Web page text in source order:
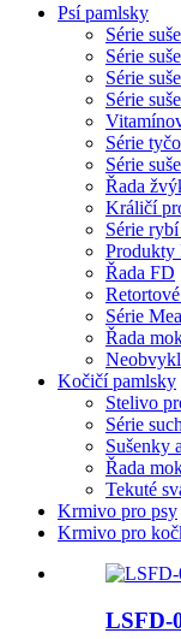
Psí pamlsky
Série
Série
Série
Série
Série
Série
Řada
Králičí
Série
Produkty
Řada FD
Série
Řada
Kočičí pamlsky
Stelivo
Série
Sušenky
Řada
Tekuté
Krmivo pro psy
Krmivo pro
LSFD-